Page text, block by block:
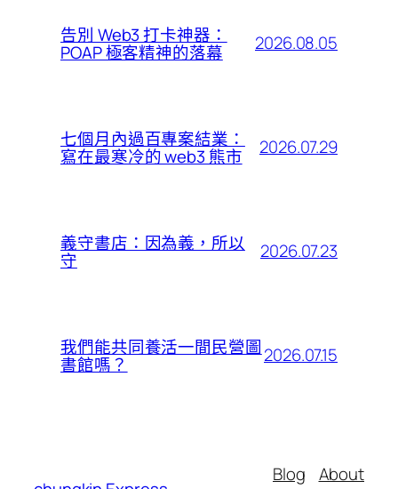
告別 Web3 打卡神器：
POAP 極客精神的落幕 2026.08.05
七個月內過百專案結業：
寫在最寒冷的 web3 熊市 2026.07.29
義守書店：因為義，所以
守 2026.07.23
我們能共同養活一間民營圖
書館嗎？ 2026.07.15
Blog
About